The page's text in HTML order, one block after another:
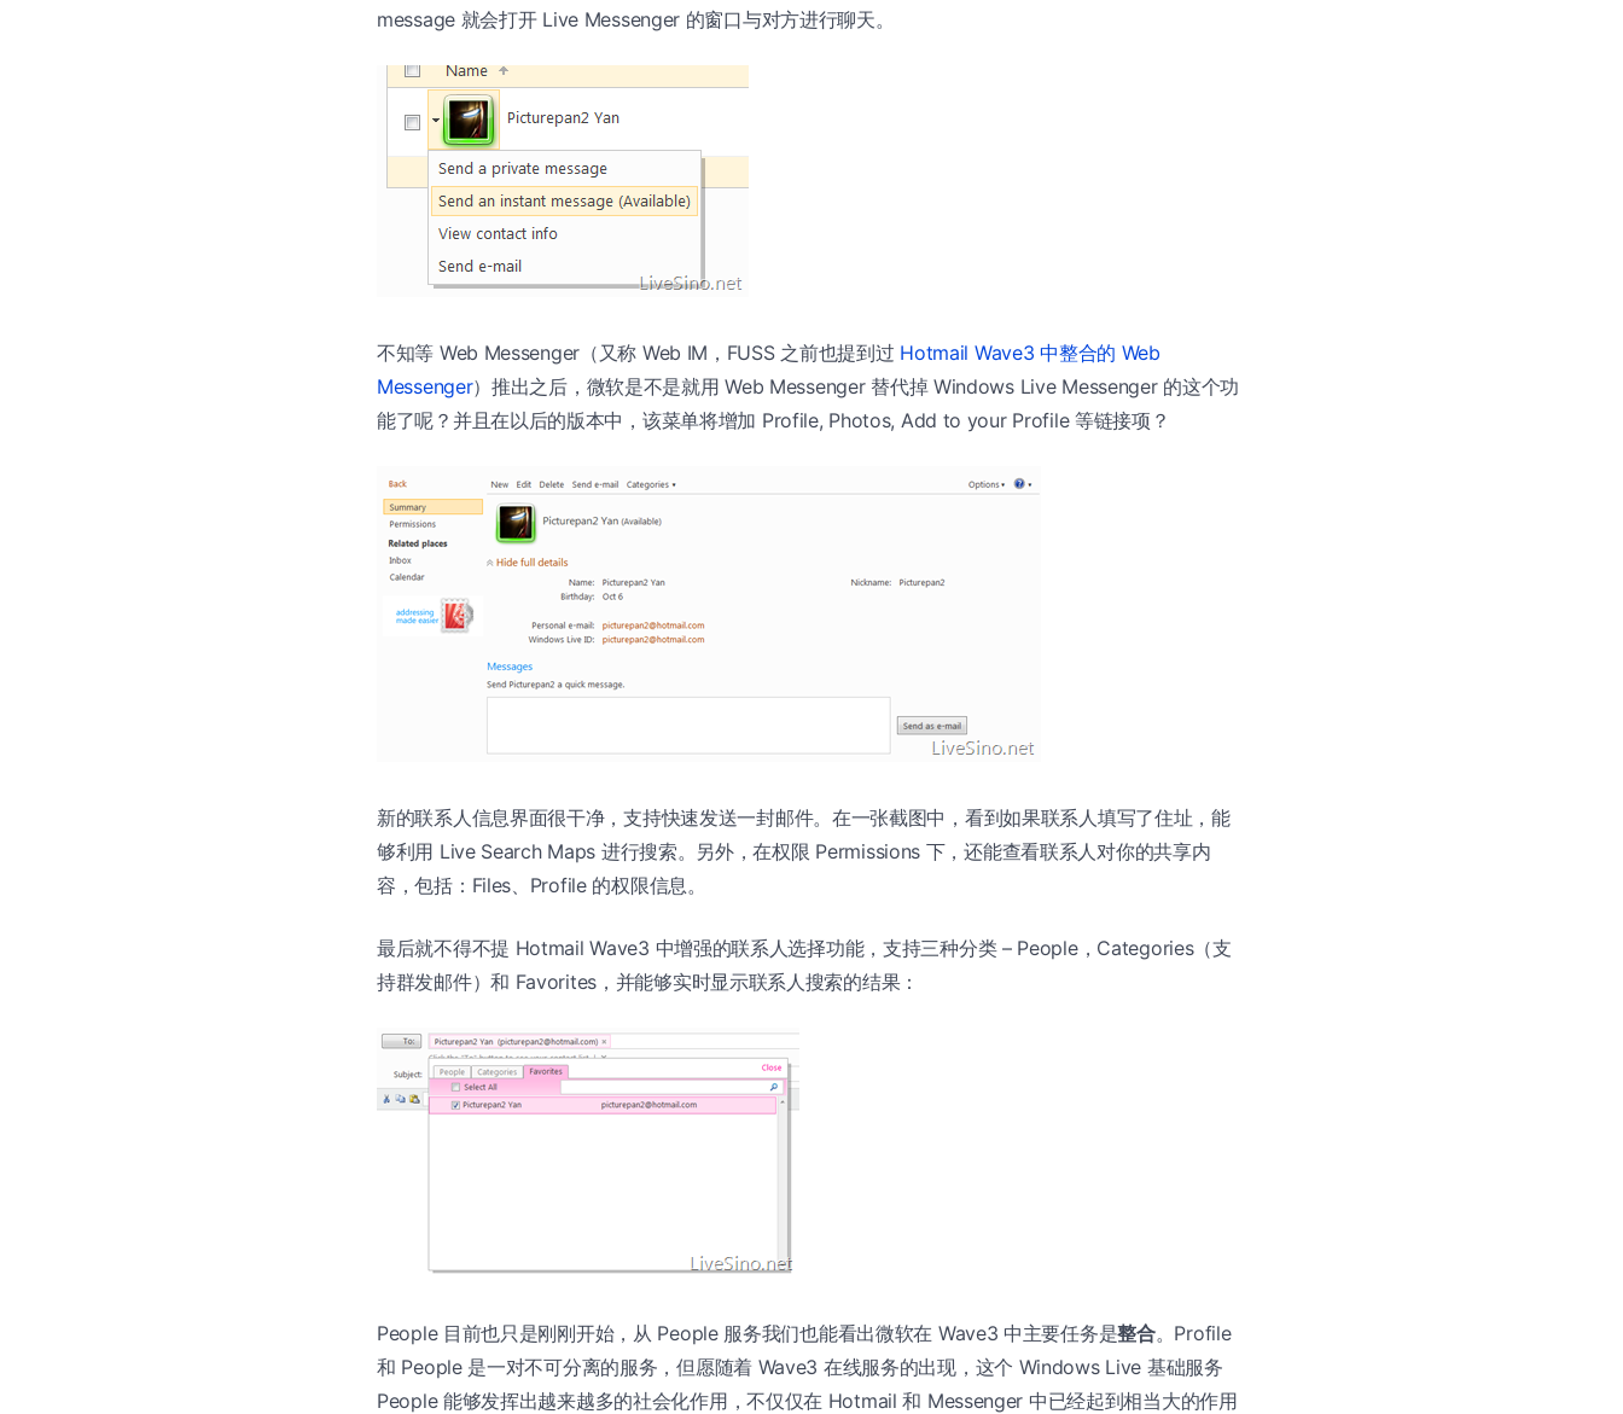
message 就会打开 Live Messenger 的窗口与对方进行聊天。
不知等 Web Messenger（又称 Web IM，FUSS 之前也提到过 Hotmail Wave3 中整合的 Web
Messenger）推出之后，微软是不是就用 Web Messenger 替代掉 Windows Live Messenger 的这个功
能了呢？并且在以后的版本中，该菜单将增加 Profile, Photos, Add to your Profile 等链接项？
新的联系人信息界面很干净，支持快速发送一封邮件。在一张截图中，看到如果联系人填写了住址，能
够利用 Live Search Maps 进行搜索。另外，在权限 Permissions 下，还能查看联系人对你的共享内
容，包括：Files、Profile 的权限信息。
最后就不得不提 Hotmail Wave3 中增强的联系人选择功能，支持三种分类 – People，Categories（支
持群发邮件）和 Favorites，并能够实时显示联系人搜索的结果：
People 目前也只是刚刚开始，从 People 服务我们也能看出微软在 Wave3 中主要任务是整合。Profile
和 People 是一对不可分离的服务，但愿随着 Wave3 在线服务的出现，这个 Windows Live 基础服务
People 能够发挥出越来越多的社会化作用，不仅仅在 Hotmail 和 Messenger 中已经起到相当大的作用